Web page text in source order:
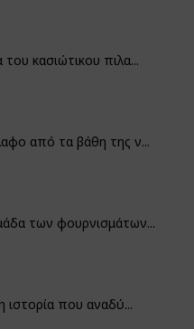
κασιώτικου πιλα...
από τα βάθη της ν...
των φουρνισμάτων...
ιστορία που αναδύ...